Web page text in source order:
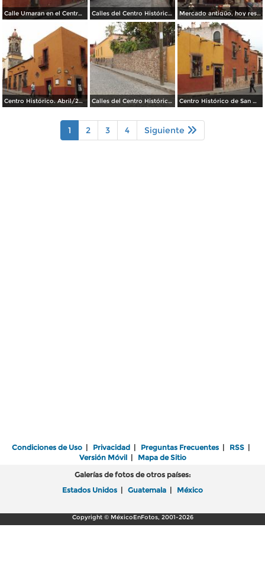
Calle Umaran en el Centro Histórico. Abril/2014 Calles del Centro Histórico. Abril/2014 Mercado antigüo, hoy restaurantes típicos. Abril/2014
Centro Histórico. Abril/2014 Calles del Centro Histórico. Abril/2014 Centro Histórico de San Miguel de Allende. Abril/2014
1 2 3 4 Siguiente
Condiciones de Uso | Privacidad | Preguntas Frecuentes | RSS |
Versión Móvil| Mapa de Sitio
Galerías de fotos de otros países:
Estados Unidos | Guatemala | México
Copyright © MéxicoEnFotos, 2001-2026